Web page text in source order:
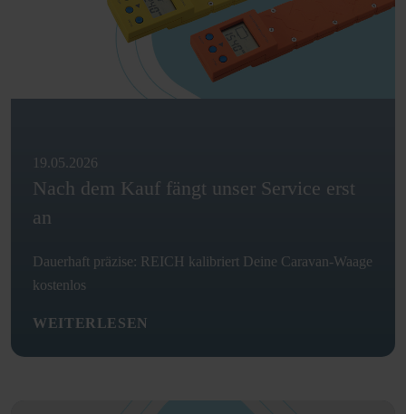
19.05.2026
Nach dem Kauf fängt unser Service erst
an
Dauerhaft präzise: REICH kalibriert Deine Caravan-Waage
kostenlos
WEITERLESEN